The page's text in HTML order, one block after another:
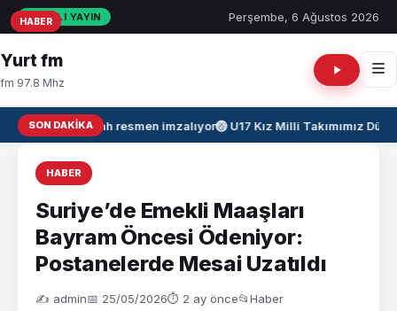
CANLI YAYIN Perşembe, 6 Ağustos 2026
Yurt fm
fm 97.8 Mhz
SON DAKIKASalah resmen imzalıyor🏐U17 Kız Milli Takımımız
HABER
Suriye’de Emekli Maaşları
Bayram Öncesi Ödeniyor:
Postanelerde Mesai Uzatıldı
✍️ admin📅 25/05/2026⏱ 2 ay önce📂Haber
HABER
HABER
HABER